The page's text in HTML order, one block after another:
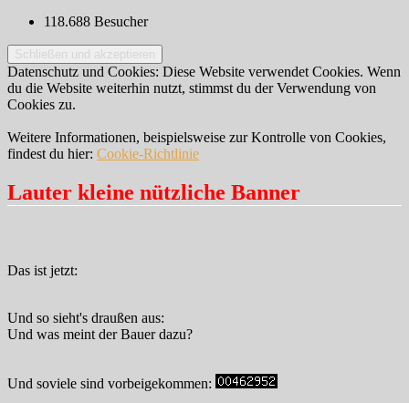
118.688 Besucher
Datenschutz und Cookies: Diese Website verwendet Cookies. Wenn
du die Website weiterhin nutzt, stimmst du der Verwendung von
Cookies zu.
Weitere Informationen, beispielsweise zur Kontrolle von Cookies,
findest du hier: Cookie-Richtlinie
Lauter kleine nützliche Banner
Das ist jetzt:
Und so sieht's draußen aus:
Und was meint der Bauer dazu?
Und soviele sind vorbeigekommen: